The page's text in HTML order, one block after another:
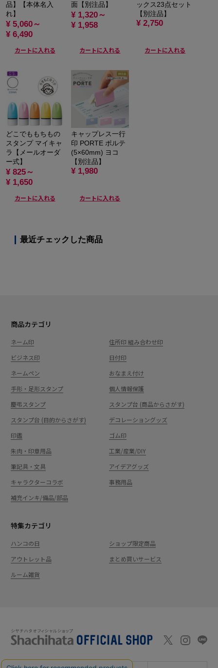
品】【本体名入
れ】
¥ 5,060～
¥ 6,490
カートに入れる
面【別注品】
¥ 1,320～
¥ 1,958
カートに入れる
ックス23点セット
【別注品】
¥ 2,750
カートに入れる
どこでももちもの
スタンプ マイキャ
ラ【メールオーダ
ー式】
¥ 825～
¥ 1,650
カートに入れる
キャップレス一行
印 PORTE ポルテ
(5×60mm) ヨコ
【別注品】
¥ 1,980
カートに入れる
最近チェックした商品
商品カテゴリ
ネーム印
住所印 組み合わせ印
ビジネス印
日付印
ネームペン
おなまえ付け
手形・足形スタンプ
個人情報保護
慶弔スタンプ
スタンプ台 (商品からさがす)
スタンプ台 (目的からさがす)
デコレーショングッズ
印鑑
ゴム印
朱肉・印章用品
工業/産業/DIY
筆記具・文具
アイデアグッズ
キャラクターコラボ
事務用品
補充インキ/備品/部品
特集カテゴリ
ハンコの日
ショップ限定商品
アウトレット品
まとめ買いサービス
ルーム雑貨